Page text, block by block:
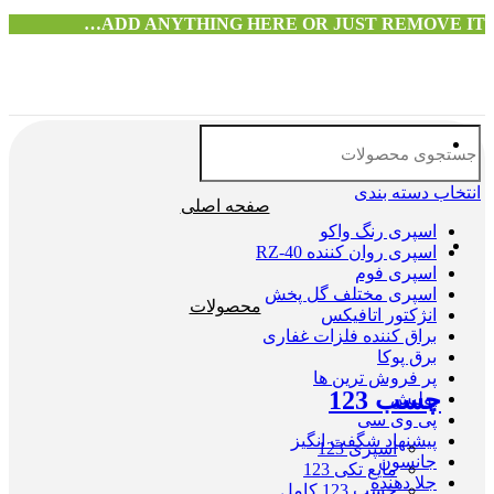
ADD ANYTHING HERE OR JUST REMOVE IT…
انتخاب دسته بندی
اسپری رنگ واکو
اسپری روان کننده RZ-40
اسپری فوم
اسپری مختلف گل پخش
انژکتور اتافیکس
براق کننده فلزات غفاری
برق پوکا
پر فروش ترین ها
پولیش
پی وی سی
پیشنهاد شگفت انگیز
جانسون
جلا دهنده
صفحه اصلی
محصولات
چسب 123
اسپری 123
مایع تکی 123
چسب 123 کامل